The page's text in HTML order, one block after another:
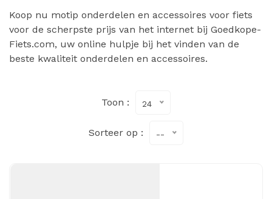
Koop nu motip onderdelen en accessoires voor fiets
voor de scherpste prijs van het internet bij Goedkope-
Fiets.com, uw online hulpje bij het vinden van de
beste kwaliteit onderdelen en accessoires.
Toon : 24
Sorteer op : --